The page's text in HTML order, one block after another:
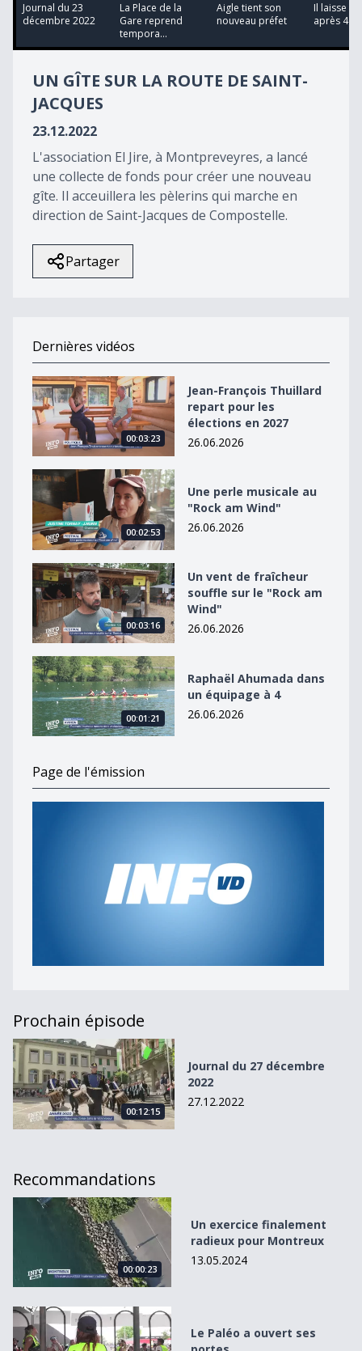
17
minutes,
seconds
Journal du 23
décembre 2022
La Place de la
Gare reprend
tempora...
Aigle tient son
nouveau préfet
Il laisse
après 40
UN GÎTE SUR LA ROUTE DE SAINT-
JACQUES
23.12.2022
L'association El Jire, à Montpreveyres, a lancé
une collecte de fonds pour créer une nouveau
gîte. Il acceuillera les pèlerins qui marche en
direction de Saint-Jacques de Compostelle.
Partager
Dernières vidéos
Jean-François Thuillard repart pour les élections en
00:03:23
Jean-François Thuillard
repart pour les
élections en 2027
26.06.2026
Une perle musicale au &quot;Rock am Wind&quot;
00:02:53
Une perle musicale au
"Rock am Wind"
26.06.2026
Un vent de fraîcheur souffle sur le &quot;Rock am
00:03:16
Un vent de fraîcheur
souffle sur le "Rock am
Wind"
26.06.2026
Raphaël Ahumada dans un équipage à 4
00:01:21
Raphaël Ahumada dans
un équipage à 4
26.06.2026
Page de l'émission
Prochain épisode
Journal du 27 décembre 2022
00:12:15
Journal du 27 décembre
2022
27.12.2022
Recommandations
Un exercice finalement radieux pour Montreux
00:00:23
Un exercice finalement
radieux pour Montreux
13.05.2024
Le Paléo a ouvert ses portes
Le Paléo a ouvert ses